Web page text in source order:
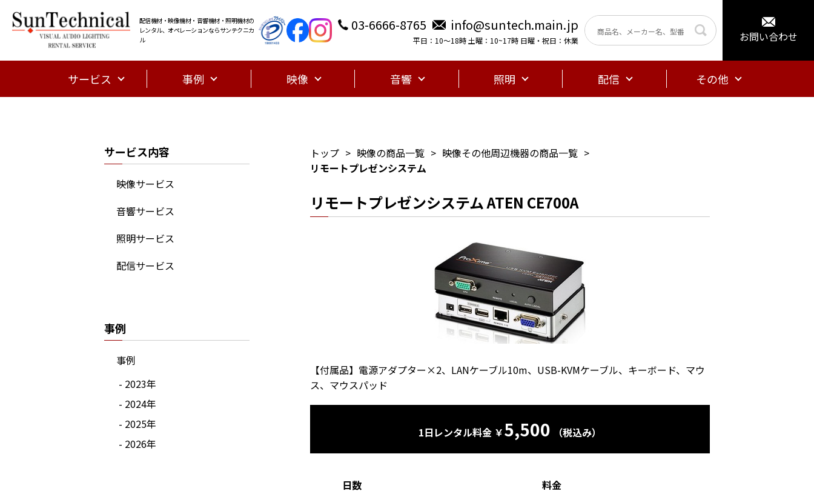
配信機材・映像機材・音響機材・照明機材の
レンタル、オペレーションならサンテクニカ
ル
03-6666-8765 info@suntech.main.jp
平日：10〜18時 土曜：10~17時 日曜・祝日：休業 お問い合わせ
サービス 事例 映像 音響 照明 配信 その他
サービス内容
映像サービス
音響サービス
照明サービス
配信サービス
事例
事例
- 2023年
- 2024年
- 2025年
- 2026年
トップ 映像の商品一覧
映像その他周辺機器の商品一覧
リモートプレゼンシステム
リモートプレゼンシステム ATEN CE700A
【付属品】電源アダプター×2、LANケーブル10m、USB-KVMケーブル、キーボード、マウ
ス、マウスパッド
1日レンタル料金 ￥5,500 （税込み）
日数 料金